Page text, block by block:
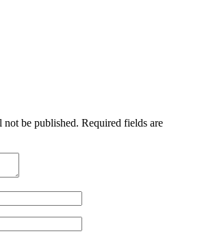
be published. Required fields are